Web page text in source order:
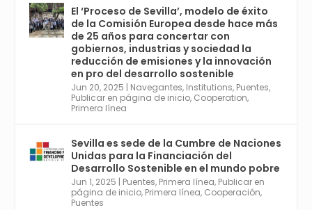
Avata
r
Sevilla World @worldsevilla ·
21 May 2024
Conoce a @mvbim, la empresa sevillana
que ha sido pionera en España en el uso de
la tecnología BIM para digitalizar e
industrializar la arquitectura y la
construcción. Ver su dimensión
internacional en el reportaje de
@juanluispavon1 en @elCorreoWeb :
https://tinyurl.com/yfa2h55p
2 6 Twitter
El ‘Proceso de Sevilla’, modelo de éxito
de la Comisión Europea desde hace más
de 25 años para concertar con
gobiernos, industrias y sociedad la
reducción de emisiones y la innovación
en pro del desarrollo sostenible
Jun 20, 2025 | Navegantes, Institutions, Puentes,
Publicar en página de inicio, Cooperation,
Primera línea
Sevilla es sede de la Cumbre de Naciones
Unidas para la Financiación del
Desarrollo Sostenible en el mundo pobre
Jun 1, 2025 | Puentes, Primera línea, Publicar en
página de inicio, Primera línea, Cooperación,
Puentes